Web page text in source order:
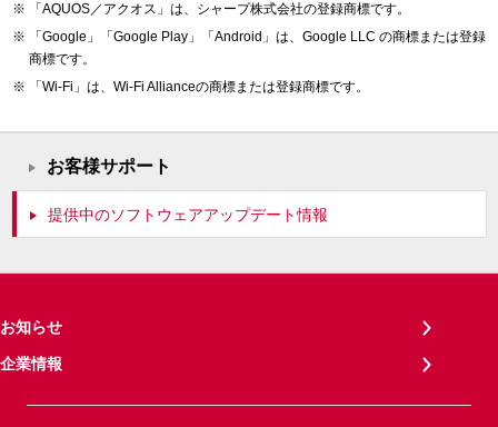
「AQUOS／アクオス」は、シャープ株式会社の登録商標です。
「Google」「Google Play」「Android」は、Google LLC の商標または登録
商標です。
「Wi-Fi」は、Wi-Fi Allianceの商標または登録商標です。
お客様サポート
提供中のソフトウェアアップデート情報
お知らせ
企業情報